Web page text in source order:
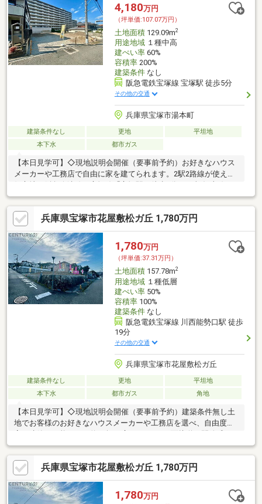
4,180万円
（坪単価:107.07万円）
土地面積129.09m2
用途地域１種中高
建ぺい率60%
容積率200%
建築条件なし
阪急電鉄宝塚線 宝塚駅 徒歩5分
その他の交通
兵庫県宝塚市湯本町
建築条件なし 更地
平坦地
本下水
都市ガス
【本日見学可】◇現地説明会開催（要事前予約）お好きなハウス
メーカーや工務店で自由に家を建てられます。2駅2路線が使える
「宝塚駅」徒歩6分）
兵庫県宝塚市花屋敷松ガ丘 1,780万円
1,780万円
（坪単価:37.31万円）
土地面積157.78m2
用途地域１種低層
建ぺい率50%
容積率100%
建築条件なし
阪急電鉄宝塚線 川西能勢口駅 徒歩
19分
その他の交通
兵庫県宝塚市花屋敷松ガ丘
建築条件なし 更地
平坦地
本下水
都市ガス 角地
【本日見学可】◇現地説明会開催（要事前予約）建築条件無し土
地でお客様のお好きなハウスメーカーや工務店を選べ、自由度の
高い建築が可能です。約47坪の広さがあり、2面接道で開放感が
あります。
兵庫県宝塚市花屋敷松ガ丘 1,780万円
1,780万円